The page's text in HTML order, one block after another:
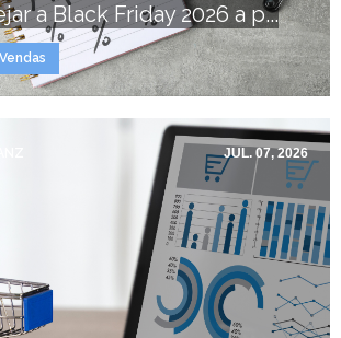
a Black Friday 2026 a p...
JUL. 07, 2026